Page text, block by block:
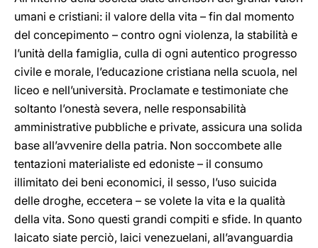
umani e cristiani: il valore della vita – fin dal momento
del concepimento – contro ogni violenza, la stabilità e
l’unità della famiglia, culla di ogni autentico progresso
civile e morale, l’educazione cristiana nella scuola, nel
liceo e nell’università. Proclamate e testimoniate che
soltanto l’onestà severa, nelle responsabilità
amministrative pubbliche e private, assicura una solida
base all’avvenire della patria. Non soccombete alle
tentazioni materialiste ed edoniste – il consumo
illimitato dei beni economici, il sesso, l’uso suicida
delle droghe, eccetera – se volete la vita e la qualità
della vita. Sono questi grandi compiti e sfide. In quanto
laicato siate perciò, laici venezuelani, all’avanguardia